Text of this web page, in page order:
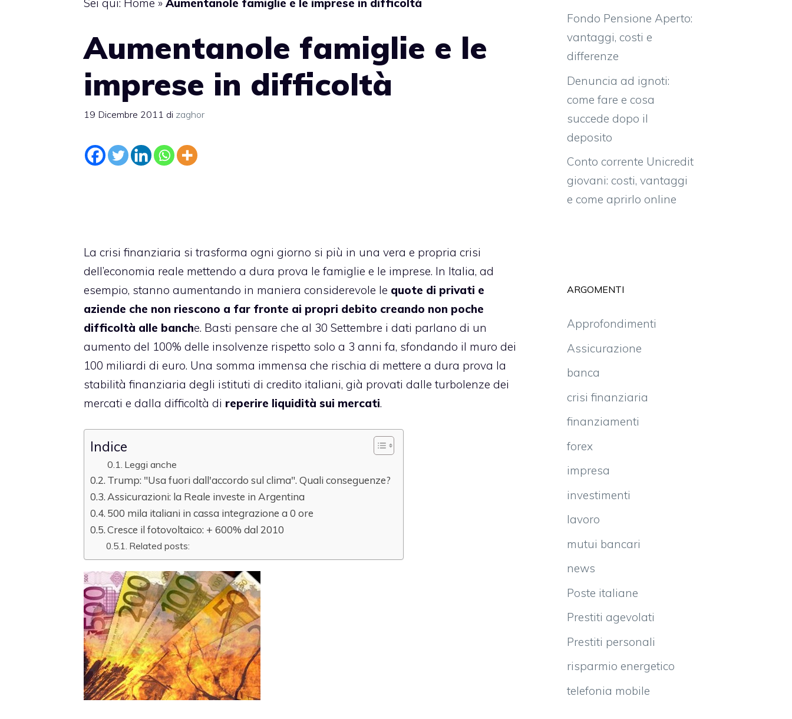
Sei qui: Home » Aumentanole famiglie e le imprese in difficoltà
Aumentanole famiglie e le
imprese in difficoltà
19 Dicembre 2011 di zaghor
La crisi finanziaria si trasforma ogni giorno si più in una vera e propria crisi
dell’economia reale mettendo a dura prova le famiglie e le imprese. In Italia, ad
esempio, stanno aumentando in maniera considerevole le quote di privati e
aziende che non riescono a far fronte ai propri debito creando non poche
difficoltà alle banche. Basti pensare che al 30 Settembre i dati parlano di un
aumento del 100% delle insolvenze rispetto solo a 3 anni fa, sfondando il muro dei
100 miliardi di euro. Una somma immensa che rischia di mettere a dura prova la
stabilità finanziaria degli istituti di credito italiani, già provati dalle turbolenze dei
mercati e dalla difficoltà di reperire liquidità sui mercati.
Indice
Leggi anche
Trump: "Usa fuori dall'accordo sul clima". Quali conseguenze?
Assicurazioni: la Reale investe in Argentina
500 mila italiani in cassa integrazione a 0 ore
Cresce il fotovoltaico: + 600% dal 2010
Related posts:
Fondo Pensione Aperto:
vantaggi, costi e
differenze
Denuncia ad ignoti:
come fare e cosa
succede dopo il
deposito
Conto corrente Unicredit
giovani: costi, vantaggi
e come aprirlo online
ARGOMENTI
Approfondimenti
Assicurazione
banca
crisi finanziaria
finanziamenti
forex
impresa
investimenti
lavoro
mutui bancari
news
Poste italiane
Prestiti agevolati
Prestiti personali
risparmio energetico
telefonia mobile